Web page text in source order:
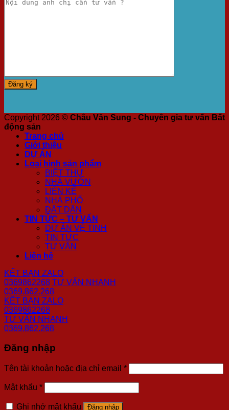
Copyright 2026 © Châu Văn Sung - Chuyên gia tư vấn Bất
động sản
Trang chủ
Giới thiệu
DỰ ÁN
Loại hình sản phẩm
BIỆT THỰ
NHÀ VƯỜN
LIÊN KẾ
NHÀ PHỐ
ĐẤT DÂN
TIN TỨC – TƯ VẤN
DỰ ÁN VỆ TINH
TIN TỨC
TƯ VẤN
Liên hệ
KẾT BẠN ZALO
0369862268 TƯ VẤN NHANH
0369.862.268
KẾT BẠN ZALO
0369862268
TƯ VẤN NHANH
0369.862.268
Đăng nhập
Tên tài khoản hoặc địa chỉ email *
Mật khẩu *
Ghi nhớ mật khẩu Đăng nhập